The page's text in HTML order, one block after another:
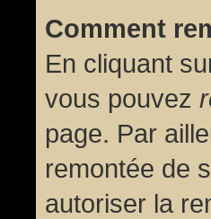
Comment
En cliquant
vous pouvez
page. Par
remontée de
autoriser la